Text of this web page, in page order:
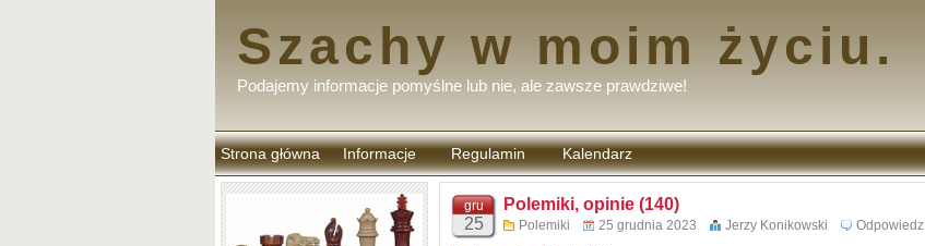
Szachy w moim życiu.
Podajemy informacje pomyślne lub nie, ale zawsze prawdziwe!
Strona główna Informacje Regulamin
komentarzy
Kalendarz
gru
25
Polemiki, opinie (140)
Polemiki 25 grudnia 2023 Jerzy Konikowski Odpowiedz